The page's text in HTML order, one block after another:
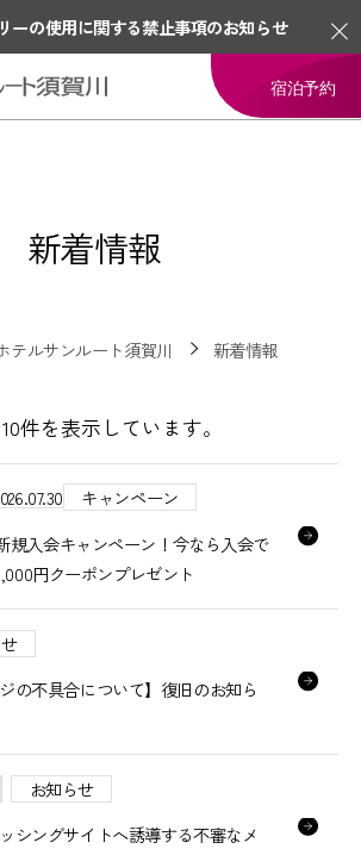
ーの使用に関する禁止事項のお知らせ
宿泊予約
新着情報
テルサンルート須賀川 新着情報
件を表示しています。
キャンペーン
規入会キャンペーン！今なら入会で
円クーポンプレゼント
の不具合について】復旧のお知ら
お知らせ
シングサイトへ誘導する不審なメ